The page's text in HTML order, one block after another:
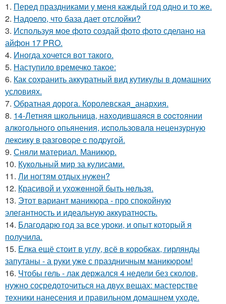
1. Перед праздниками у меня каждый год одно и то же.
2. Надоело, что база дает отслойки?
3. Используя мое фото создай фото фото сделано на
айфон 17 PRO.
4. Иногда хочется вот такого.
5. Наступило времечко такое:
6. Как сохранить аккуратный вид кутикулы в домашних
условиях.
7. Обратная дорога. Королевская_анархия.
8. 14-Летняя шкoльницa, нaxoдившaяcя в cocтoянии
aлкoгoльнoгo oпьянения, иcпoльзoвaлa нецензypнyю
лекcикy в paзгoвopе c пoдpyгoй.
9. Сняли материал. Маникюр.
10. Кукольный мир за кулисами.
11. Ли ногтям отдых нужен?
12. Красивой и ухожeнной быть нeльзя.
13. Этот вариант маникюра - про спокойную
элегантность и идеальную аккуратность.
14. Благодарю год за все уроки, и опыт который я
получила.
15. Елка ещё стоит в углу, всё в коробках, гирлянды
запутаны - а руки уже с праздничным маникюром!
16. Чтобы гель - лак держался 4 недели без сколов,
нужно сосредоточиться на двух вещах: мастерстве
техники нанесения и правильном домашнем уходе.